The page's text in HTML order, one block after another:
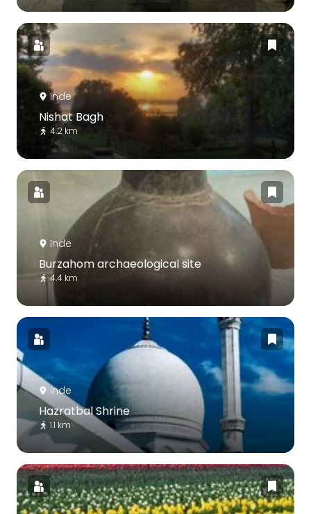
Inde
Nishat Bagh
4.2 km
Inde
Burzahom archaeological site
4.4 km
Inde
Hazratbal Shrine
1.1 km